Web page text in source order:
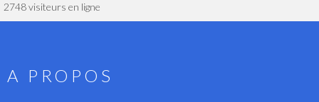
2748 visiteurs en ligne
A PROPOS